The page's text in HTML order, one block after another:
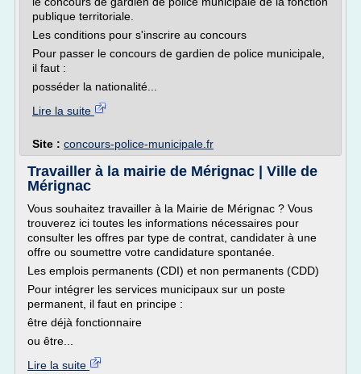
publique territoriale.
Les conditions pour s'inscrire au concours
Pour passer le concours de gardien de police municipale,
il faut :
posséder la nationalité...
Lire la suite
Site : concours-police-municipale.fr
Travailler à la mairie de Mérignac | Ville de
Mérignac
Vous souhaitez travailler à la Mairie de Mérignac ? Vous
trouverez ici toutes les informations nécessaires pour
consulter les offres par type de contrat, candidater à une
offre ou soumettre votre candidature spontanée.
Les emplois permanents (CDI) et non permanents (CDD)
Pour intégrer les services municipaux sur un poste
permanent, il faut en principe :
être déjà fonctionnaire
ou être...
Lire la suite